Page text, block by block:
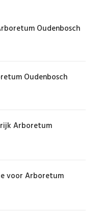
Oudenbosch
Oudenbosch
Arboretum
voor Arboretum